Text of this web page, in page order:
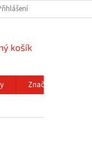
košík
Značky